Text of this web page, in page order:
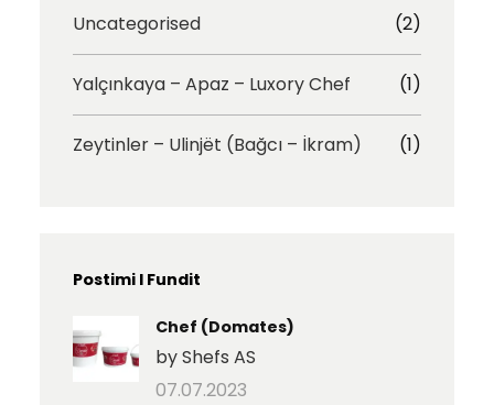
Uncategorised (2)
Yalçınkaya – Apaz – Luxory Chef (1)
Zeytinler – Ulinjët (Bağcı – İkram) (1)
Postimi I Fundit
Chef (Domates)
by Shefs AS
07.07.2023